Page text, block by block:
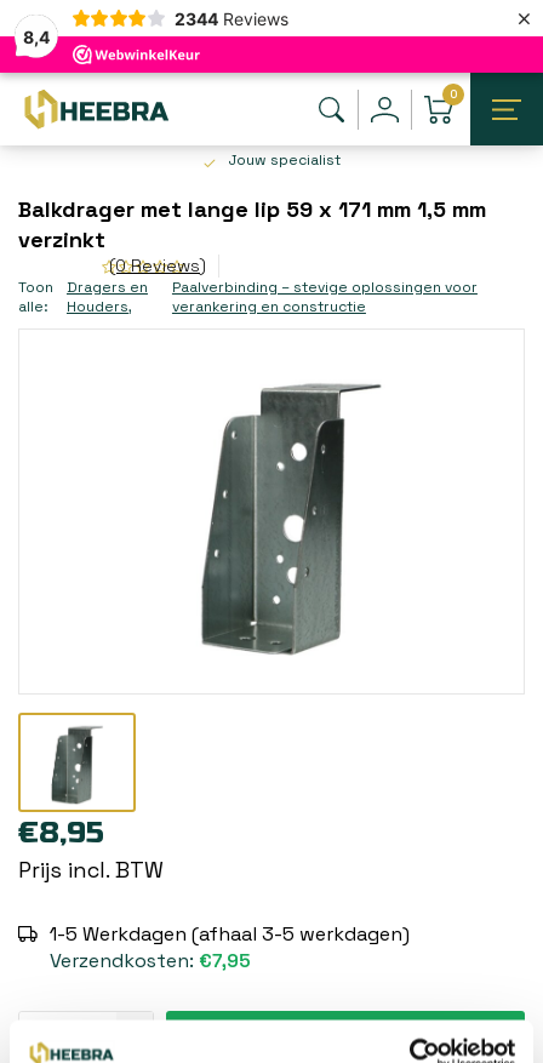
8,4
2344 Reviews ×
0
Jouw specialist
Balkdrager met lange lip 59 x 171 mm 1,5 mm
verzinkt
(0 Reviews)
Toon
alle:
Dragers en
Houders,
Paalverbinding – stevige oplossingen voor
verankering en constructie
€8,95
Prijs incl. BTW
1-5 Werkdagen (afhaal 3-5 werkdagen)
Verzendkosten: €7,95
Toevoegen aan winkelwagen